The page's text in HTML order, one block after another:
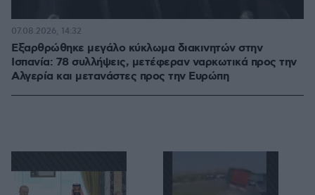
Εξαρθρώθηκε μεγάλο κύκλωμα διακινητών στην
Ισπανία: 78 συλλήψεις, μετέφεραν ναρκωτικά προς την
Αλγερία και μετανάστες προς την Ευρώπη
07.08.2026, 14:32